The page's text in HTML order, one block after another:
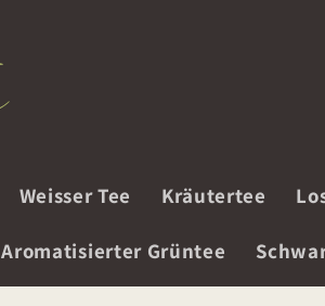
Weisser Tee Kräutertee
Aromatisierter Grüntee